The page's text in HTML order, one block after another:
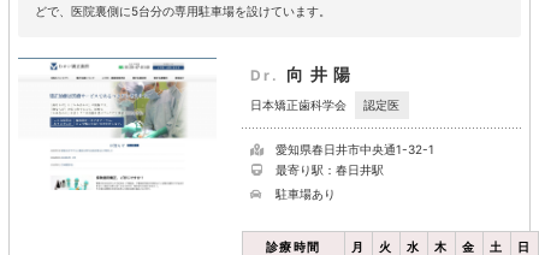
どで、医院裏側に5台分の専用駐車場を設けています。
Dr. 向井陽
日本矯正歯科学会 認定医
愛知県春日井市中央通1-32-1
最寄り駅：春日井駅
駐車場あり
診療時間 月 火 水 木 金 土 日